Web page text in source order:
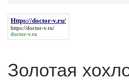
Https://doctor-v.ru/
https://doctor-v.ru/
doctor-v.ru
Золотая